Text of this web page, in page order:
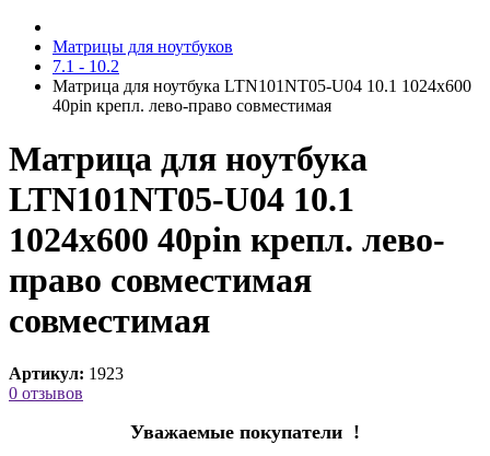
Матрицы для ноутбуков
7.1 - 10.2
Матрица для ноутбука LTN101NT05-U04 10.1 1024x600
40pin крепл. лево-право cовместимая
Матрица для ноутбука
LTN101NT05-U04 10.1
1024x600 40pin крепл. лево-
право совместимая
cовместимая
Артикул: 1923
0 отзывов
Уважаемые покупатели !